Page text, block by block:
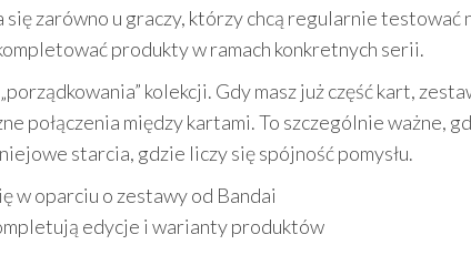
zarówno u graczy, którzy chcą regularnie testować
produkty w ramach konkretnych serii.
kolekcji. Gdy masz już część kart,
połączenia między kartami. To szczególnie ważne,
starcia, gdzie liczy się spójność pomysłu.
w oparciu o zestawy od Bandai
edycje i warianty produktów